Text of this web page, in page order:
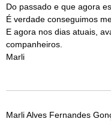
Do passado e que agora
É verdade conseguimos
E agora nos dias atuais,
companheiros.
Marli
Marli Alves Fernandes